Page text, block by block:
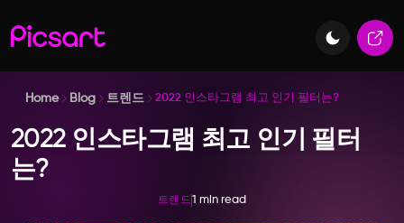
Home Blog 트렌드 2022 인스타그램 최고 인기 필터는?
2022 인스타그램 최고 인기 필터
는?
트렌드 1 min read